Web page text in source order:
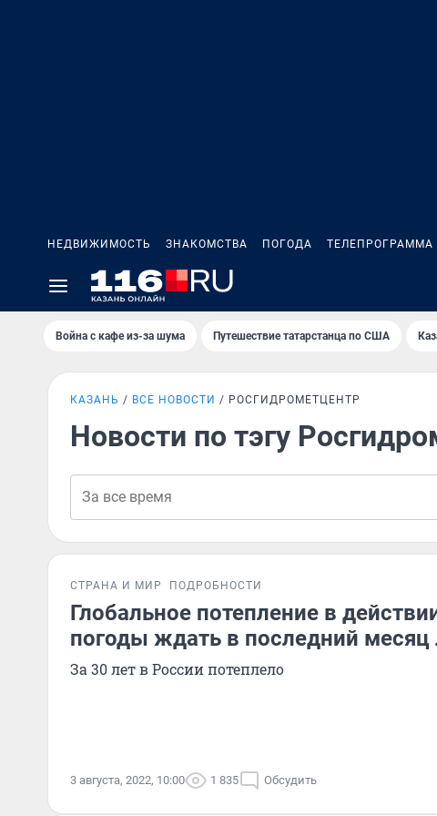
НЕДВИЖИМОСТЬ ЗНАКОМСТВА ПОГОДА ТЕЛЕПРОГРАММА
Война с кафе из-за шума Путешествие татарстанца по США
КАЗАНЬ ВСЕ НОВОСТИ РОСГИДРОМЕТЦЕНТР
Новости по тэгу
СТРАНА И МИР ПОДРОБНОСТИ
Глобальное потепление в
погоды ждать в последний месяц
За 30 лет в России потеплело
3 августа, 2022, 10:00 1 835 Обсудить